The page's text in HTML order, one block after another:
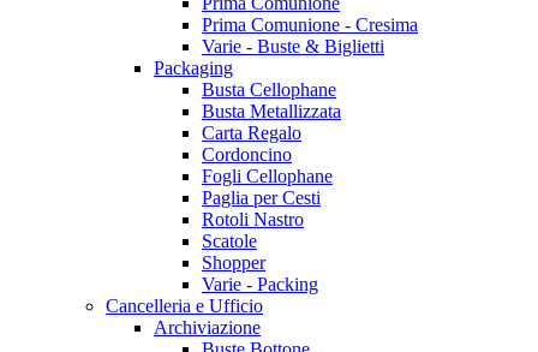
Prima Comunione - Cresima
Varie - Buste & Biglietti
Packaging
Busta Cellophane
Busta Metallizzata
Carta Regalo
Cordoncino
Fogli Cellophane
Paglia per Cesti
Rotoli Nastro
Scatole
Shopper
Varie - Packing
Cancelleria e Ufficio
Archiviazione